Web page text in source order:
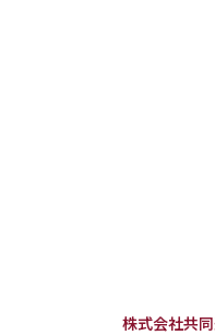
株式会社共